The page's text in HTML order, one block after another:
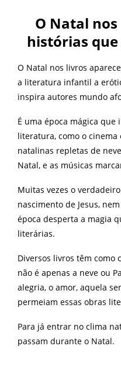
O Natal
histórias
O Natal nos livros
a literatura infantil a
inspira autores mundo
É uma época mágica que
literatura, como o cinema
natalinas repletas de
Natal, e as músicas
Muitas vezes o
nascimento de Jesus,
época desperta a magia
literárias.
Diversos livros têm como
não é apenas a neve ou
alegria, o amor, aquela
permeiam essas obras
Para já entrar no clima
passam durante o Natal.